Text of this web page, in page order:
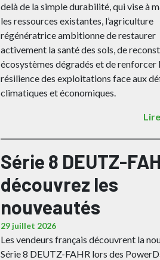
delà de la simple durabilité, qui vise à
les ressources existantes, l’agriculture
régénératrice ambitionne de restaurer
activement la santé des sols, de
écosystèmes dégradés et de renforcer
résilience des exploitations face aux
climatiques et économiques.
Série 8 DEUTZ-
découvrez les
nouveautés
29 juillet 2026
Les vendeurs français découvrent la
Série 8 DEUTZ-FAHR lors des